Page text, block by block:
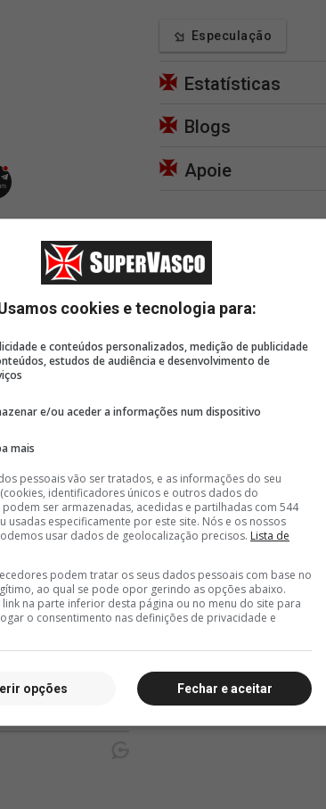
de transmissões
📺
42 minutos
no clássico?'
44
Especulação
Estatísticas
Blogs
Apoie
cookies e tecnologia para:
e conteúdos personalizados, medição de publicidade
estudos de audiência e desenvolvimento de
e/ou aceder a informações num dispositivo
mais
pessoais vão ser tratados, e as informações do seu
identificadores únicos e outros dados do
ser armazenadas, acedidas e partilhadas com 544
usadas especificamente por este site. Nós e os nossos
usar dados de geolocalização precisos. Lista de
podem tratar os seus dados pessoais com base no
ao qual se pode opor gerindo as opções abaixo.
link na parte inferior desta página ou no menu do site para
o consentimento nas definições de privacidade e
Fechar e aceitar
opções